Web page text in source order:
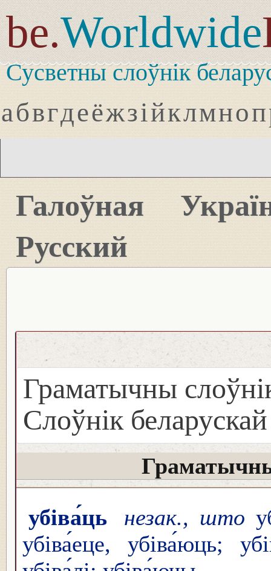
be.Worldwide
Сусветны слоўнік
абвгдеёжзійклмноп
Галоўная
Русский
Граматычны
Слоўнік
убіва́ць незак., што
убіва́еце, убіва́юць;